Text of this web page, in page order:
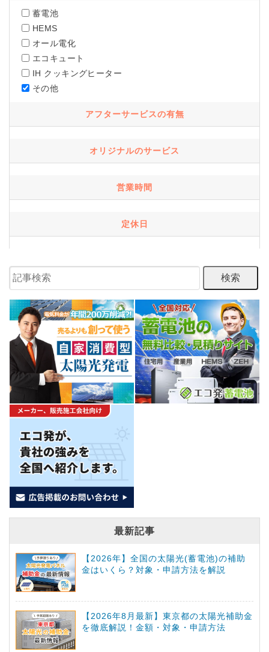
蓄電池
HEMS
オール電化
エコキュート
IH クッキングヒーター
その他
アフターサービスの有無
オリジナルのサービス
営業時間
定休日
最新記事
【2026年】全国の太陽光(蓄電池)の補助
金はいくら？対象・申請方法を解説
【2026年8月最新】東京都の太陽光補助金
を徹底解説！金額・対象・申請方法